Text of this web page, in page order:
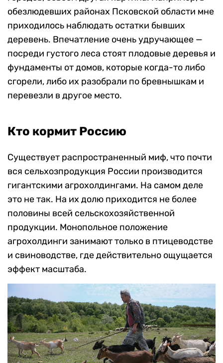
обезлюдевших районах Псковской области мне
приходилось наблюдать остатки бывших
деревень. Впечатление очень удручающее —
посреди густого леса стоят плодовые деревья и
фундаменты от домов, которые когда-то либо
сгорели, либо их разобрали по бревнышкам и
перевезли в другое место.
Кто кормит Россию
Существует распространенный миф, что почти
вся сельхозпродукция России производится
гигантскими агрохолдингами. На самом деле
это не так. На их долю приходится не более
половины всей сельскохозяйственной
продукции. Монопольное положение
агрохолдинги занимают только в птицеводстве
и свиноводстве, где действительно ощущается
эффект масштаба.